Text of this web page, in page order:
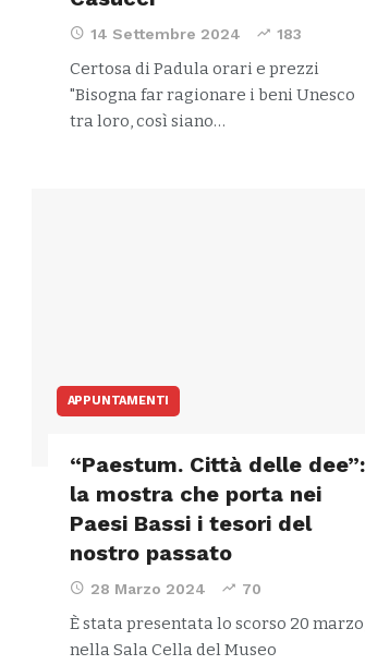
14 Settembre 2024 183
Certosa di Padula orari e prezzi
"Bisogna far ragionare i beni Unesco
tra loro, così siano…
APPUNTAMENTI
“Paestum. Città delle dee”:
la mostra che porta nei
Paesi Bassi i tesori del
nostro passato
28 Marzo 2024 70
È stata presentata lo scorso 20
nella Sala Cella del Museo